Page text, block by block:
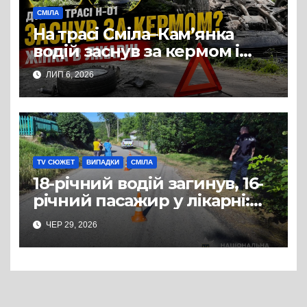
СМІЛА
На трасі Сміла–Кам’янка
водій заснув за кермом і
спричинив ДТП:
постраждала жінка
ЛИП 6, 2026
TV СЮЖЕТ ВИПАДКИ СМІЛА
18-річний водій загинув, 16-
річний пасажир у лікарні:
ДТП з квадроциклом на
Смілянщині
ЧЕР 29, 2026